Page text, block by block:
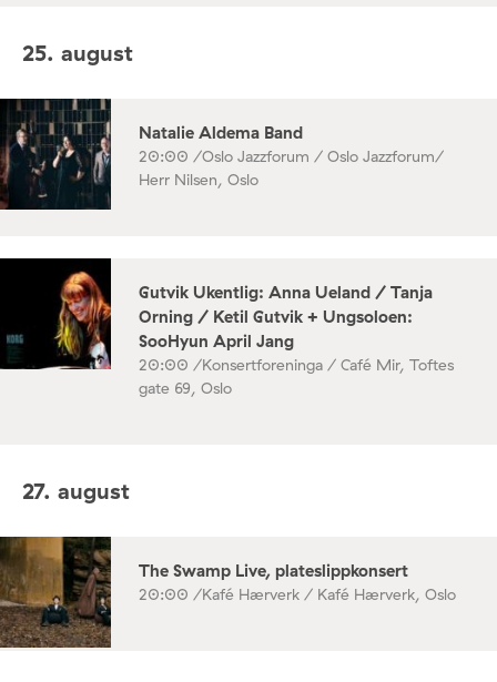
25. august
Natalie Aldema Band
20:00 /Oslo Jazzforum / Oslo Jazzforum/
Herr Nilsen, Oslo
Gutvik Ukentlig: Anna Ueland / Tanja
Orning / Ketil Gutvik + Ungsoloen:
SooHyun April Jang
20:00 /Konsertforeninga / Café Mir, Toftes
gate 69, Oslo
27. august
The Swamp Live, plateslippkonsert
20:00 /Kafé Hærverk / Kafé Hærverk, Oslo